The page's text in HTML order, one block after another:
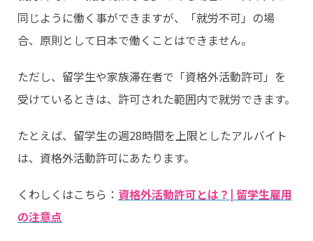
同じように働く事ができますが、「就労不可」の場
合、原則として日本で働くことはできません。
ただし、留学生や家族滞在者で「資格外活動許可」を
受けているときは、許可された範囲内で就労できます。
たとえば、留学生の週28時間を上限としたアルバイト
は、資格外活動許可にあたります。
くわしくはこちら： 資格外活動許可とは？| 留学生雇用
の注意点